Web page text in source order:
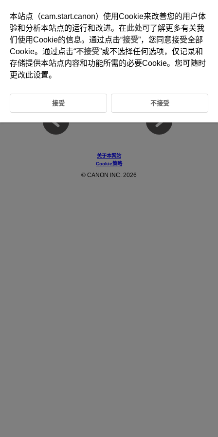
D223-005
系统要求
关于本网站
Cookie策略
© CANON INC. 2026
本站点（cam.start.canon）使用Cookie来改善您的用户体
验和分析本站点的运行和改进。在此处可了解更多有关我
们使用Cookie的信息。通过点击“接受”，您同意接受全部
Cookie。通过点击“不接受”或不选择任何选项，仅记录和
存储提供本站点内容和功能所需的必要Cookie。您可随时
更改此设置。
接受 不接受